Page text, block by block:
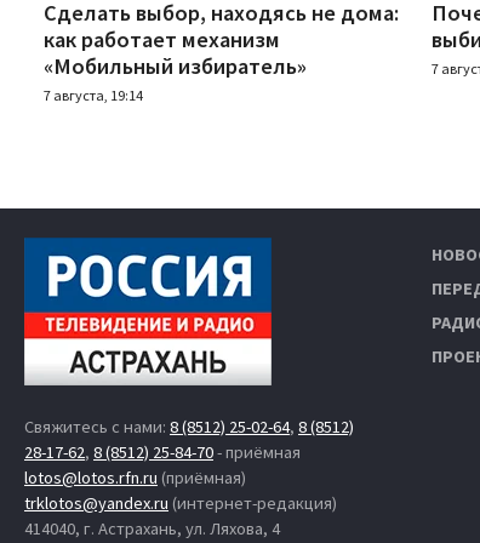
Сделать выбор, находясь не дома:
как работает механизм
«Мобильный избиратель»
7 августа, 19:14
7
Свяжитесь с нами: 8 (8512) 25-02-64, 8 (8512)
28-17-62, 8 (8512) 25-84-70- приёмная
lotos@lotos.rfn.ru (приёмная)
trklotos@yandex.ru (интернет-редакция)
414040, г. Астрахань, ул. Ляхова, 4